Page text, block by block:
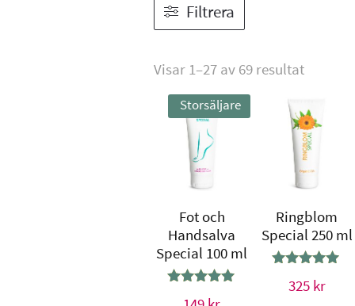
Filtrera
Visar 1–27 av 69 resultat
Fot och
Handsalva
Special 100 ml
Storsäljare
Ringblom
Special 250 ml
4.80
325 kr